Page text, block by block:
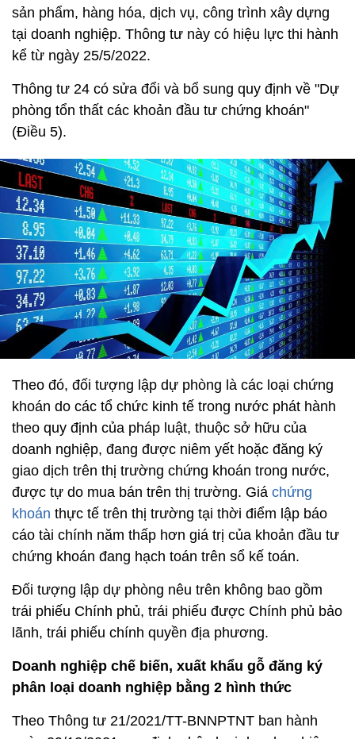
sản phẩm, hàng hóa, dịch vụ, công trình xây dựng
tại doanh nghiệp. Thông tư này có hiệu lực thi hành
kể từ ngày 25/5/2022.
Thông tư 24 có sửa đổi và bổ sung quy định về "Dự
phòng tổn thất các khoản đầu tư chứng khoán"
(Điều 5).
Theo đó, đối tượng lập dự phòng là các loại chứng
khoán do các tổ chức kinh tế trong nước phát hành
theo quy định của pháp luật, thuộc sở hữu của
doanh nghiệp, đang được niêm yết hoặc đăng ký
giao dịch trên thị trường chứng khoán trong nước,
được tự do mua bán trên thị trường. Giá chứng
khoán thực tế trên thị trường tại thời điểm lập báo
cáo tài chính năm thấp hơn giá trị của khoản đầu tư
chứng khoán đang hạch toán trên sổ kế toán.
Đối tượng lập dự phòng nêu trên không bao gồm
trái phiếu Chính phủ, trái phiếu được Chính phủ bảo
lãnh, trái phiếu chính quyền địa phương.
Doanh nghiệp chế biến, xuất khẩu gỗ đăng ký
phân loại doanh nghiệp bằng 2 hình thức
Theo Thông tư 21/2021/TT-BNNPTNT ban hành